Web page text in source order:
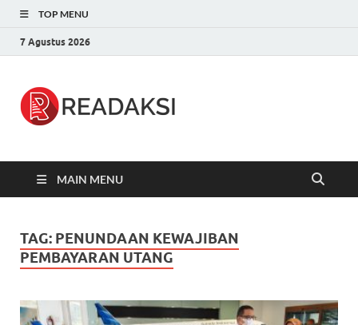
TOP MENU
7 Agustus 2026
MAIN MENU
TAG: PENUNDAAN KEWAJIBAN
PEMBAYARAN UTANG